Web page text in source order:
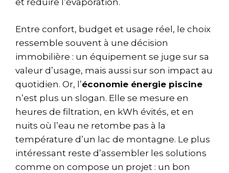
et réduire l’évaporation.
Entre confort, budget et usage réel, le choix
ressemble souvent à une décision
immobilière : un équipement se juge sur sa
valeur d’usage, mais aussi sur son impact au
quotidien. Or, l’économie énergie piscine
n’est plus un slogan. Elle se mesure en
heures de filtration, en kWh évités, et en
nuits où l’eau ne retombe pas à la
température d’un lac de montagne. Le plus
intéressant reste d’assembler les solutions
comme on compose un projet : un bon